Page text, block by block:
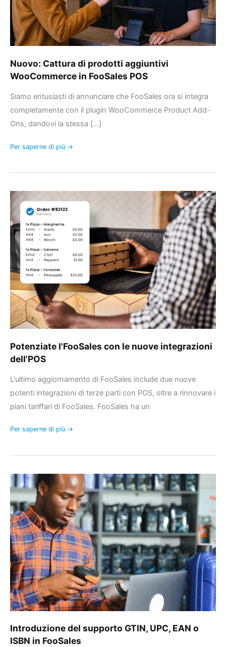
Nuovo: Cattura di prodotti aggiuntivi
WooCommerce in FooSales POS
Siamo entusiasti di annunciare che FooSales ora si integra
completamente con il plugin WooCommerce Product Add-
Ons, dandovi la stessa [...]
POS
Per saperne di più →
Potenziate l'FooSales con le nuove integrazioni
dell'POS
L'ultimo aggiornamento di FooSales include due nuove
potenti integrazioni di terze parti con POS, oltre a rinnovare i
piani tariffari di FooSales. FooSales ha un
Potenziate
l'FooSales
con
le
nuove
integrazioni
dell'POS
Per saperne di più →
Introduzione del supporto GTIN, UPC, EAN o
ISBN in FooSales
Introduzione
del
supporto
GTIN,
UPC,
EAN
o
ISBN
in
FooSales